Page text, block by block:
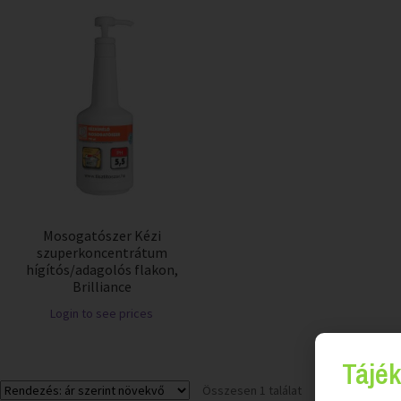
Mosogatószer Kézi
szuperkoncentrátum
hígítós/adagolós flakon,
Brilliance
Login to see prices
Összesen 1 találat